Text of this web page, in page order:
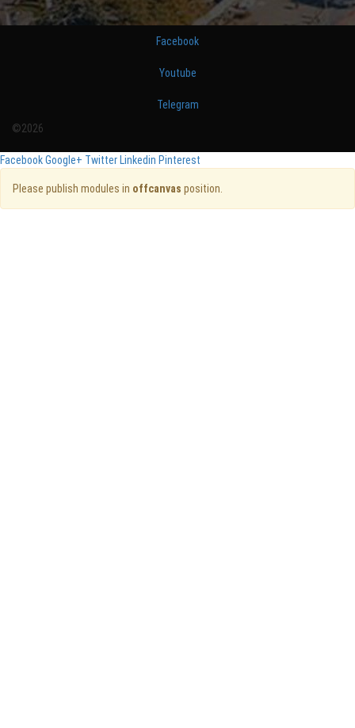
Facebook
Youtube
Telegram
©2026
FacebookGoogle+ TwitterLinkedin Pinterest
Please publish modules in offcanvas position.